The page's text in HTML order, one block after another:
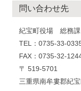
問い合わせ先
紀宝町役場 総務
TEL：0735-33-
FAX：0735-32-
〒 519-5701
三重県南牟婁郡紀